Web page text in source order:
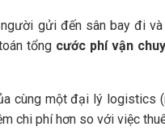
gửi đến sân bay đi
tổng cước phí vận
cùng một đại lý logistics
chi phí hơn so với việc